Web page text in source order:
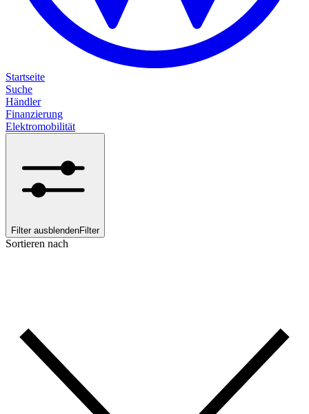
Startseite
Suche
Händler
Finanzierung
Elektromobilität
Filter ausblendenFilter
Sortieren nach